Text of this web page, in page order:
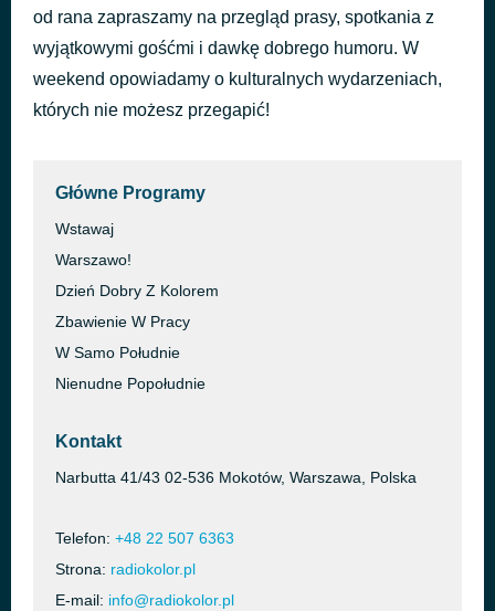
Coldplay
41 minut temu
od rana zapraszamy na przegląd prasy, spotkania z
wyjątkowymi gośćmi i dawkę dobrego humoru. W
weekend opowiadamy o kulturalnych wydarzeniach,
których nie możesz przegapić!
Główne Programy
Wstawaj
Warszawo!
Dzień Dobry Z Kolorem
Zbawienie W Pracy
W Samo Południe
Nienudne Popołudnie
Kontakt
Narbutta 41/43 02-536 Mokotów, Warszawa, Polska
Telefon: +48 22 507 6363
Strona: radiokolor.pl
E-mail: info@radiokolor.pl